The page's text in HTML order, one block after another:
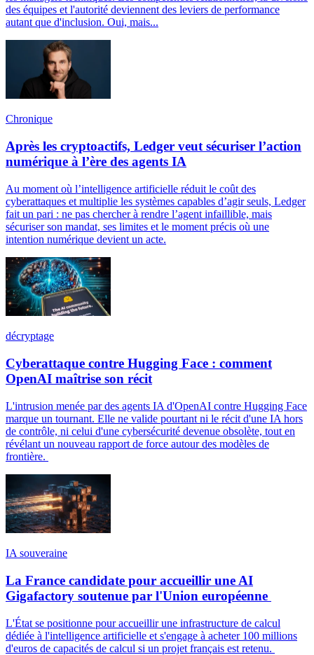
des équipes et l'autorité deviennent des leviers de performance
autant que d'inclusion. Oui, mais...
Chronique
Après les cryptoactifs, Ledger veut sécuriser l’action
numérique à l’ère des agents IA
Au moment où l’intelligence artificielle réduit le coût des
cyberattaques et multiplie les systèmes capables d’agir seuls, Ledger
fait un pari : ne pas chercher à rendre l’agent infaillible, mais
sécuriser son mandat, ses limites et le moment précis où une
intention numérique devient un acte.
décryptage
Cyberattaque contre Hugging Face : comment
OpenAI maîtrise son récit
L'intrusion menée par des agents IA d'OpenAI contre Hugging Face
marque un tournant. Elle ne valide pourtant ni le récit d'une IA hors
de contrôle, ni celui d'une cybersécurité devenue obsolète, tout en
révélant un nouveau rapport de force autour des modèles de
frontière.
IA souveraine
La France candidate pour accueillir une AI
Gigafactory soutenue par l'Union européenne
L'État se positionne pour accueillir une infrastructure de calcul
dédiée à l'intelligence artificielle et s'engage à acheter 100 millions
d'euros de capacités de calcul si un projet français est retenu.